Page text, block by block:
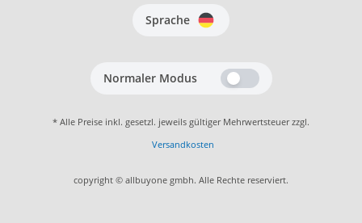
Sprache
Normaler Modus
* Alle Preise inkl. gesetzl. jeweils gültiger Mehrwertsteuer zzgl.
Versandkosten
copyright © allbuyone gmbh. Alle Rechte reserviert.